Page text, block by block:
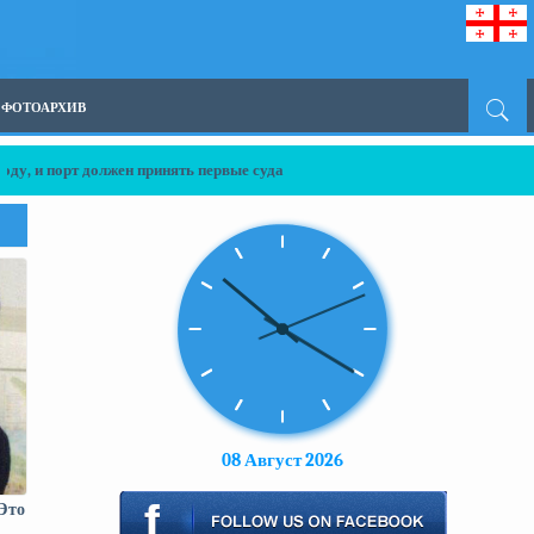
ФОТОАРХИВ
и порт должен принять первые суда
08 Август 2026